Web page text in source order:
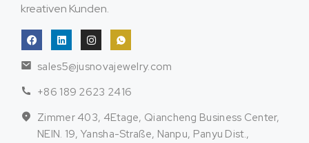
kreativen Kunden.
sales5@jusnovajewelry.com
+86 189 2623 2416
Zimmer 403, 4Etage, Qiancheng Business Center,
NEIN. 19, Yansha-Straße, Nanpu, Panyu Dist.,